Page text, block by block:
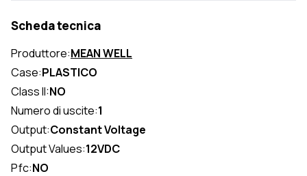
Scheda tecnica
Produttore:MEAN WELL
Case:PLASTICO
Class II:NO
Numero di uscite:1
Output:Constant Voltage
Output Values:12VDC
Pfc:NO